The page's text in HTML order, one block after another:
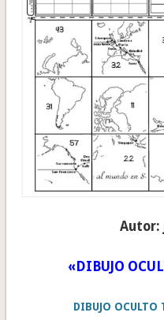
Autor:
«DIBUJO
DIBUJO OCULTO